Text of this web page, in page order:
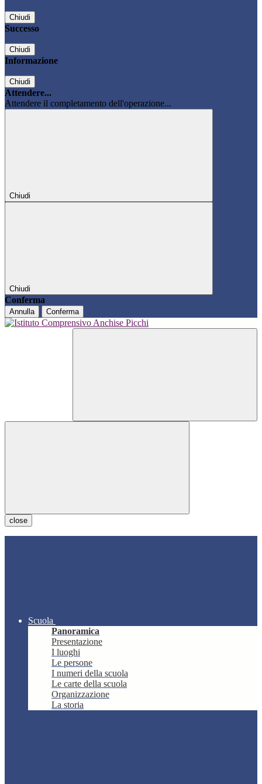
Chiudi
Successo
Chiudi
Informazione
Chiudi
Attendere...
Attendere il completamento dell'operazione...
Chiudi
Chiudi
Conferma
Annulla Conferma
close
Scuola
Panoramica
Presentazione
I luoghi
Le persone
I numeri della scuola
Le carte della scuola
Organizzazione
La storia